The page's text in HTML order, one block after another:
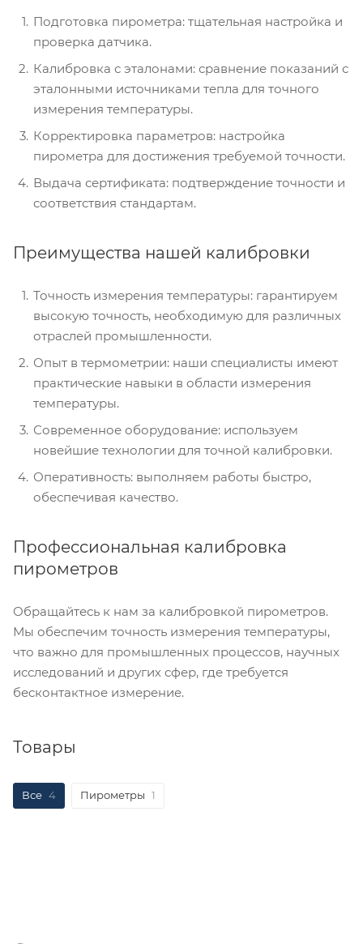
Подготовка пирометра: тщательная настройка и
проверка датчика.
Калибровка с эталонами: сравнение показаний с
эталонными источниками тепла для точного
измерения температуры.
Корректировка параметров: настройка
пирометра для достижения требуемой точности.
Выдача сертификата: подтверждение точности и
соответствия стандартам.
Преимущества нашей калибровки
Точность измерения температуры: гарантируем
высокую точность, необходимую для различных
отраслей промышленности.
Опыт в термометрии: наши специалисты имеют
практические навыки в области измерения
температуры.
Современное оборудование: используем
новейшие технологии для точной калибровки.
Оперативность: выполняем работы быстро,
обеспечивая качество.
Профессиональная калибровка
пирометров
Обращайтесь к нам за калибровкой пирометров.
Мы обеспечим точность измерения температуры,
что важно для промышленных процессов, научных
исследований и других сфер, где требуется
бесконтактное измерение.
Товары
Все 4 Пирометры 1